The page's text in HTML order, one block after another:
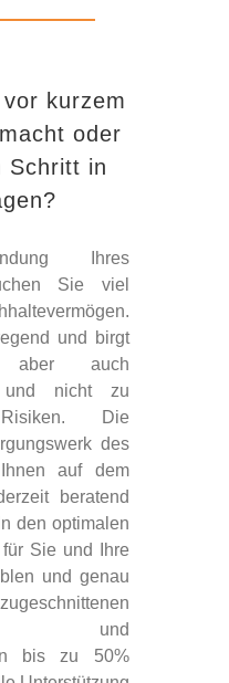
kurzem
oder
Schritt in
Ihres
Sie viel
und birgt
aber auch
und nicht zu
Risiken. Die
des
auf dem
beratend
den optimalen
Sie und Ihre
und genau
und
bis zu 50%